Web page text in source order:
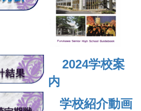
2024学校案
内
学校紹介動画